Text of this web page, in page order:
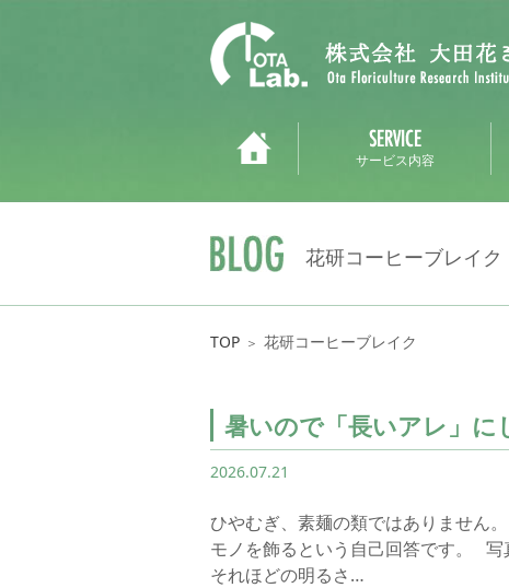
サービス内容
花研コーヒーブレイク
TOP ＞ 花研コーヒーブレイク
暑いので「長いアレ」に
2026.07.21
ひやむぎ、素麺の類ではありません
モノを飾るという自己回答です。
それほどの明るさ…